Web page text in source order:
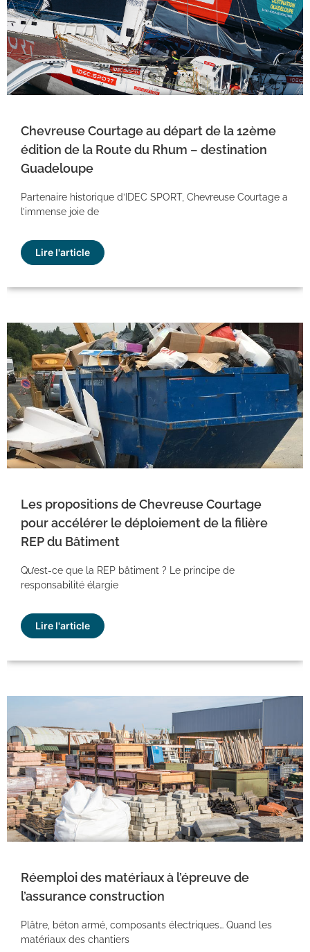
Chevreuse Courtage au départ de la 12ème
édition de la Route du Rhum – destination
Guadeloupe
Partenaire historique d’IDEC SPORT, Chevreuse Courtage a
l’immense joie de
Lire l'article
Les propositions de Chevreuse Courtage
pour accélérer le déploiement de la filière
REP du Bâtiment
Qu’est-ce que la REP bâtiment ? Le principe de
responsabilité élargie
Lire l'article
Réemploi des matériaux à l’épreuve de
l’assurance construction
Plâtre, béton armé, composants électriques… Quand les
matériaux des chantiers